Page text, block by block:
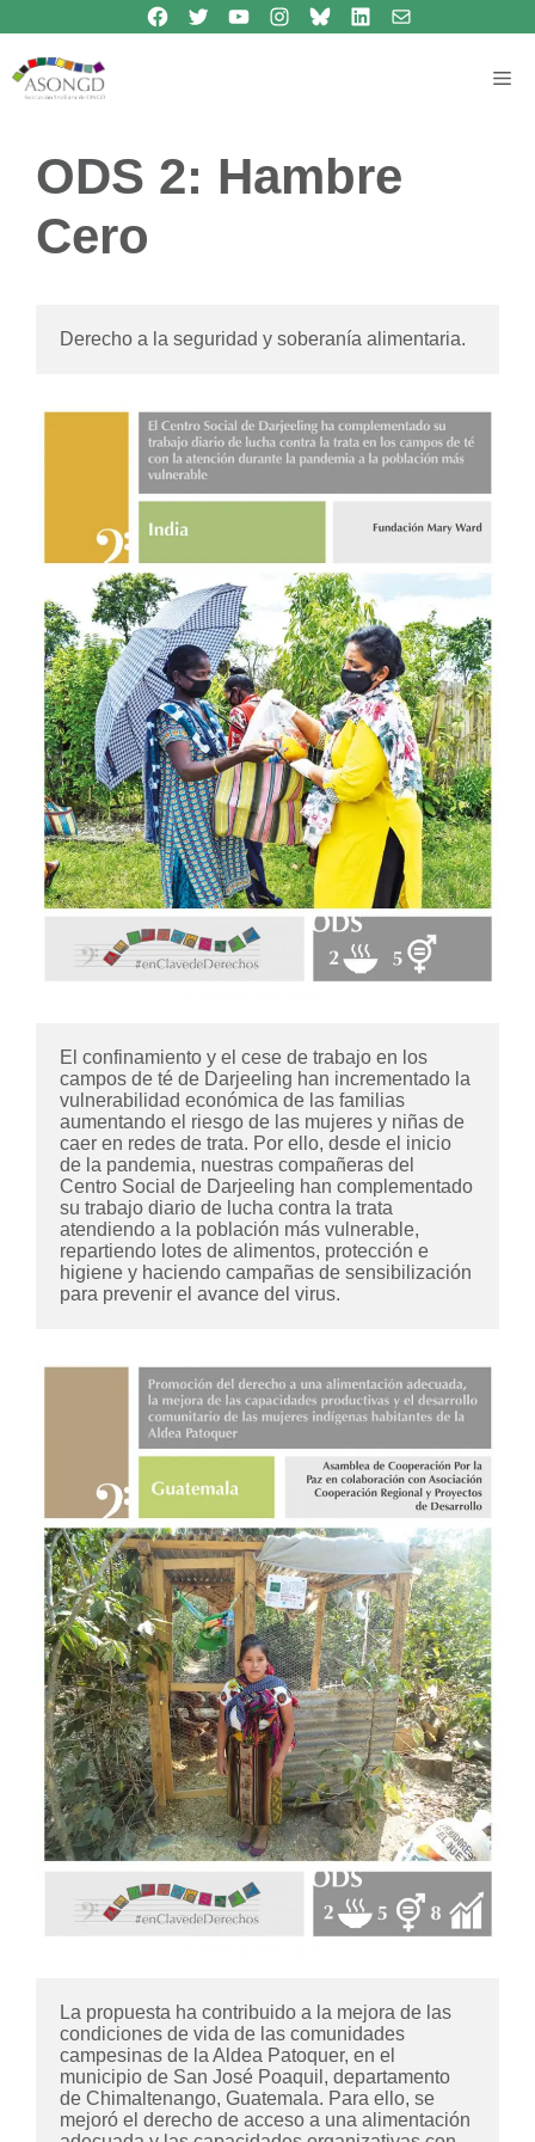
contenido
Síguenos en Facebook
Síguenos en TwitterSíguenos en Youtube
Síguenos en Instagram
Bluesky
Síguenos en Linkedincontacto
ODS 2: Hambre
Cero
Derecho a la seguridad y soberanía alimentaria.
El confinamiento y el cese de trabajo en los
campos de té de Darjeeling han incrementado la
vulnerabilidad económica de las familias
aumentando el riesgo de las mujeres y niñas de
caer en redes de trata. Por ello, desde el inicio
de la pandemia, nuestras compañeras del
Centro Social de Darjeeling han complementado
su trabajo diario de lucha contra la trata
atendiendo a la población más vulnerable,
repartiendo lotes de alimentos, protección e
higiene y haciendo campañas de sensibilización
para prevenir el avance del virus.
La propuesta ha contribuido a la mejora de las
condiciones de vida de las comunidades
campesinas de la Aldea Patoquer, en el
municipio de San José Poaquil, departamento
de Chimaltenango, Guatemala. Para ello, se
mejoró el derecho de acceso a una alimentación